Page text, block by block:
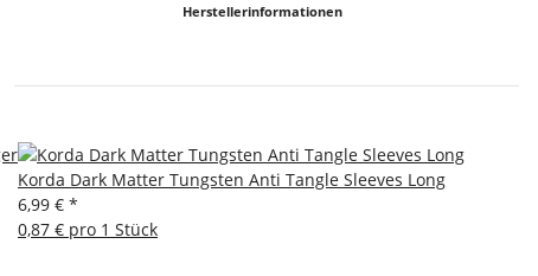
Herstellerinformationen
Korda Dark Matter Tungsten Anti Tangle Sleeves Long
6,99 € *
0,87 € pro 1 Stück